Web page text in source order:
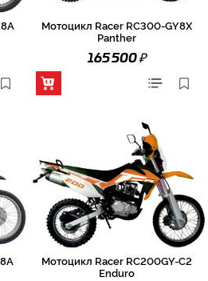
Мотоцикл Racer RC300-GY8X
Panther
165 500₽
Мотоцикл Racer RC200GY-C2
Enduro